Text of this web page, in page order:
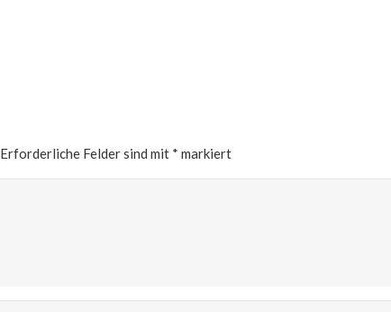
Erforderliche Felder sind mit * markiert